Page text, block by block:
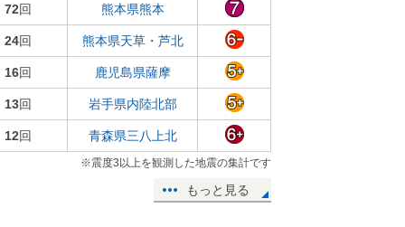
72回 熊本県熊本
24回 熊本県天草・芦北
16回 鹿児島県薩摩
13回 岩手県内陸北部
12回 青森県三八上北
※震度3以上を観測した地震の集計です
もっと見る